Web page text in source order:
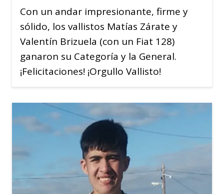
Con un andar impresionante, firme y
sólido, los vallistos Matías Zárate y
Valentín Brizuela (con un Fiat 128)
ganaron su Categoría y la General.
¡Felicitaciones! ¡Orgullo Vallisto!